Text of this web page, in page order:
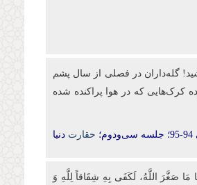
گله‌داران در فصلی از سال پشم
کرک‌هایی که در هوا پراکنده شده
؛ جلسه سی‌‌ودوم؛ حقارت دنیا
مَا صَغَّرَ اللَّهُ، لَكَفَى بِهِ شِقَاقاً لِلَّهِ وَ